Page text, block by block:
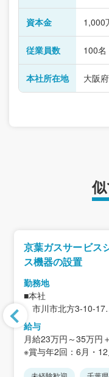
資本金 1,000
従業員数 100名
本社所在地 大阪
京葉ガスサービス
ス機器の設置
勤務地
■本社
市川市北方3-10-17
※市川市内・鎌ヶ谷市
転居を伴う転勤はあ
＜アクセス＞
JR総武線「下総中山
給与
月給23万円～35万円
※賞与年2回：6月・12